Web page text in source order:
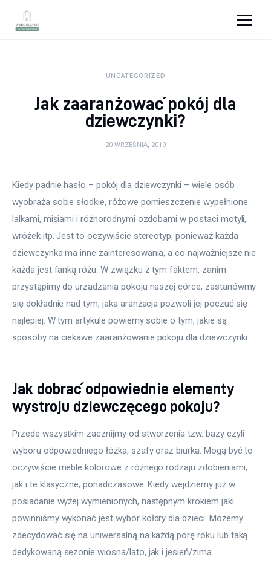
Porady wnętrzarskie
Remont
Salon
Sypialnia
UNCATEGORIZED
Jak zaaranżować pokój dla
dziewczynki?
20 WRZEŚNIA, 2019
Kiedy padnie hasło – pokój dla dziewczynki – wiele osób
wyobraża sobie słodkie, różowe pomieszczenie wypełnione
lalkami, misiami i różnorodnymi ozdobami w postaci motyli,
wróżek itp. Jest to oczywiście stereotyp, ponieważ każda
dziewczynka ma inne zainteresowania, a co najważniejsze nie
każda jest fanką różu. W związku z tym faktem, zanim
przystąpimy do urządzania pokoju naszej córce, zastanówmy
się dokładnie nad tym, jaka aranżacja pozwoli jej poczuć się
najlepiej. W tym artykule powiemy sobie o tym, jakie są
sposoby na ciekawe zaaranżowanie pokoju dla dziewczynki.
Jak dobrać odpowiednie elementy
wystroju dziewczęcego pokoju?
Przede wszystkim zacznijmy od stworzenia tzw. bazy czyli
wyboru odpowiedniego łóżka, szafy oraz biurka. Mogą być to
oczywiście meble kolorowe z różnego rodzaju zdobieniami,
jak i te klasyczne, ponadczasowe. Kiedy wejdziemy już w
posiadanie wyżej wymienionych, następnym krokiem jaki
powinniśmy wykonać jest wybór kołdry dla dzieci. Możemy
zdecydować się na uniwersalną na każdą porę roku lub taką
dedykowaną sezonie wiosna/lato, jak i jesień/zima.